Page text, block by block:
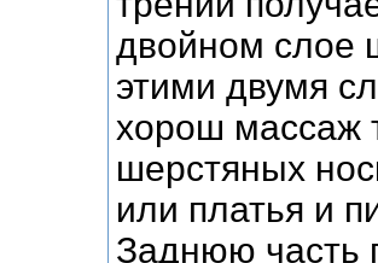
двойном слое
этими двумя
хорош массаж
шерстяных
или платья и
Заднюю часть